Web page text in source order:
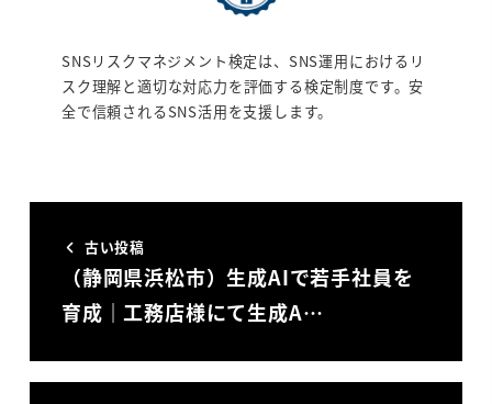
SNSリスクマネジメント検定は、SNS運用におけるリ
スク理解と適切な対応力を評価する検定制度です。安
全で信頼されるSNS活用を支援します。
古い投稿
（静岡県浜松市）生成AIで若手社員を
育成｜工務店様にて生成A…